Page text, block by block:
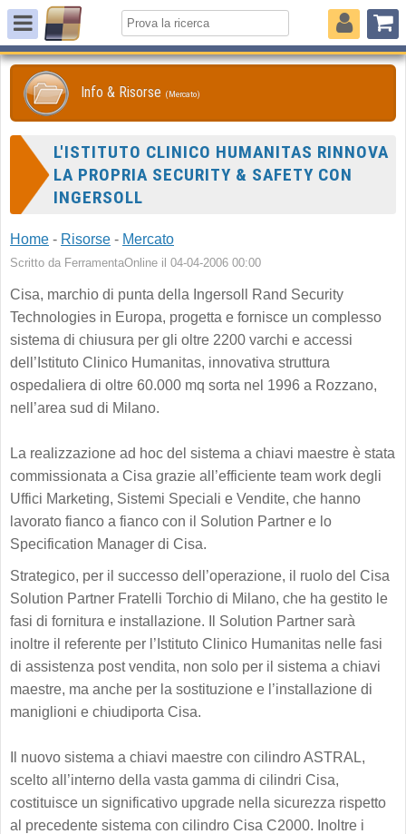
Info & Risorse (Mercato)
L'ISTITUTO CLINICO HUMANITAS RINNOVA
LA PROPRIA SECURITY & SAFETY CON
INGERSOLL
Home - Risorse - Mercato
Scritto da FerramentaOnline il 04-04-2006 00:00
Cisa, marchio di punta della Ingersoll Rand Security
Technologies in Europa, progetta e fornisce un complesso
sistema di chiusura per gli oltre 2200 varchi e accessi
dell’Istituto Clinico Humanitas, innovativa struttura
ospedaliera di oltre 60.000 mq sorta nel 1996 a Rozzano,
nell’area sud di Milano.
La realizzazione ad hoc del sistema a chiavi maestre è stata
commissionata a Cisa grazie all’efficiente team work degli
Uffici Marketing, Sistemi Speciali e Vendite, che hanno
lavorato fianco a fianco con il Solution Partner e lo
Specification Manager di Cisa.
Strategico, per il successo dell’operazione, il ruolo del Cisa
Solution Partner Fratelli Torchio di Milano, che ha gestito le
fasi di fornitura e installazione. Il Solution Partner sarà
inoltre il referente per l’Istituto Clinico Humanitas nelle fasi
di assistenza post vendita, non solo per il sistema a chiavi
maestre, ma anche per la sostituzione e l’installazione di
maniglioni e chiudiporta Cisa.
Il nuovo sistema a chiavi maestre con cilindro ASTRAL,
scelto all’interno della vasta gamma di cilindri Cisa,
costituisce un significativo upgrade nella sicurezza rispetto
al precedente sistema con cilindro Cisa C2000. Inoltre i